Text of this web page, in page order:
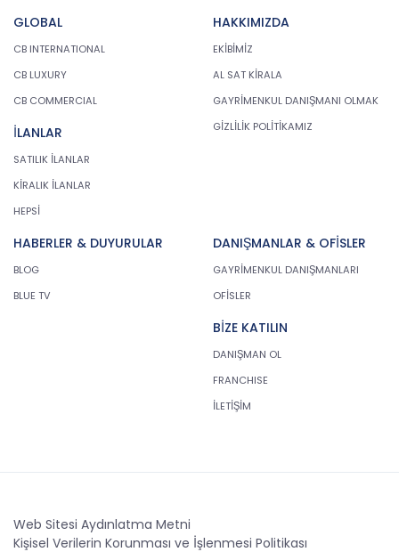
GLOBAL
CB INTERNATIONAL
CB LUXURY
CB COMMERCIAL
İLANLAR
SATILIK İLANLAR
KİRALIK İLANLAR
HEPSİ
HAKKIMIZDA
EKİBİMİZ
AL SAT KİRALA
GAYRİMENKUL DANIŞMANI OLMAK
GİZLİLİK POLİTİKAMIZ
HABERLER & DUYURULAR
BLOG
BLUE TV
DANIŞMANLAR & OFİSLER
GAYRİMENKUL DANIŞMANLARI
OFİSLER
BİZE KATILIN
DANIŞMAN OL
FRANCHISE
İLETİŞİM
Web Sitesi Aydınlatma Metni
Kişisel Verilerin Korunması ve İşlenmesi Politikası